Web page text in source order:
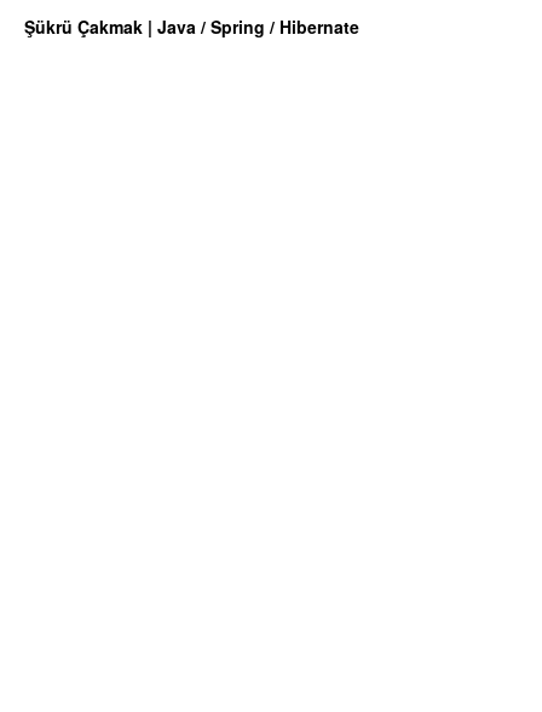
Şükrü Çakmak | Java / Spring / Hibernate